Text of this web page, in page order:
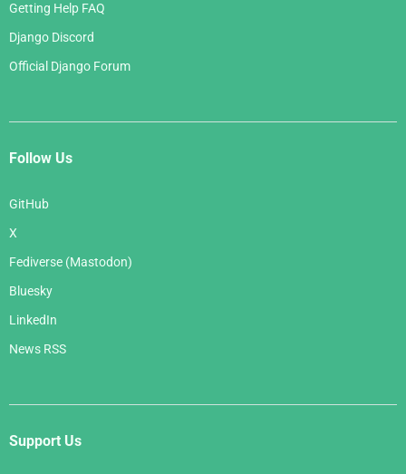
Getting Help FAQ
Django Discord
Official Django Forum
Follow Us
GitHub
X
Fediverse (Mastodon)
Bluesky
LinkedIn
News RSS
Support Us